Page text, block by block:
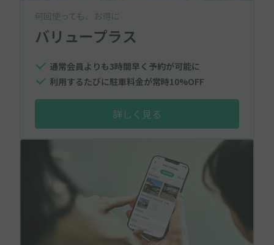
何回使っても、お得に
バリュープラス
通常会員よりも3時間早く予約が可能に
利用するたびに駐車料金が常時10%OFF
詳しく見る